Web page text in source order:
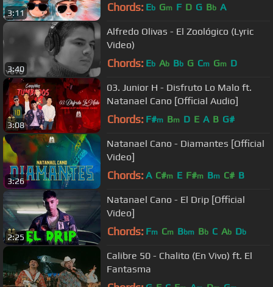
3:11 Chords: Eb Gm F D G Bb A
3:40
Alfredo Olivas - El Zoológico (Lyric
Video)
Chords: Eb Ab Bb G Cm Gm D
3:08
03. Junior H - Disfruto Lo Malo ft.
Natanael Cano [Official Audio]
Chords: F#m Bm D E A B G#
3:26
Natanael Cano - Diamantes [Official
Video]
Chords: A C#m E F#m Bm C# B
2:25
Natanael Cano - El Drip [Official
Video]
Chords: Fm Cm Bbm Bb C Ab Db
Calibre 50 - Chalito (En Vivo) ft. El
Fantasma